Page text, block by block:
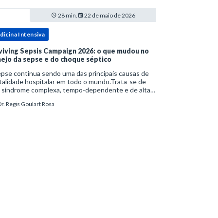
28 min. 22 de maio de 2026
Intensiva
Sepsis Campaign 2026: o que mudou no
da sepse e do choque séptico
continua sendo uma das principais causas de
hospitalar em todo o mundo.Trata-se de
síndrome complexa, tempo-dependente e de alta
estruturado são determinantes para o desfe
Regis Goulart Rosa